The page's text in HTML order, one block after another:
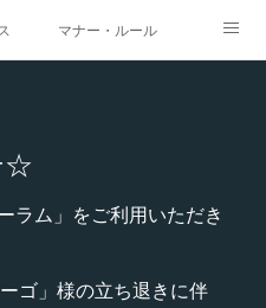
マナー・ルール
☆
ラム」をご利用いただき
ゴ」様の立ち退きに伴